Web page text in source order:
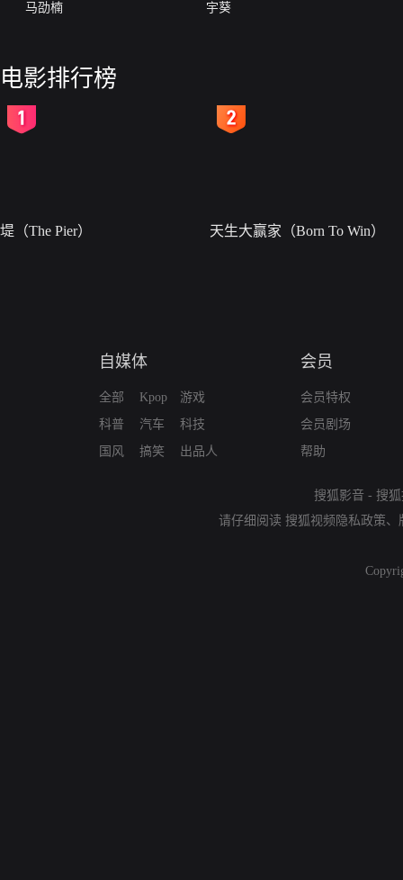
马劭楠 宇葵
电影排行榜
堤（The Pier） 天生大赢家（Born To Win）
自媒体
全部
科普
国风
Kpop
汽车
搞笑
游戏
科技
出品人
会员
会员特权
会员剧场
帮助
搜狐影音 - 搜
请仔细阅读 搜狐视频隐私政策、